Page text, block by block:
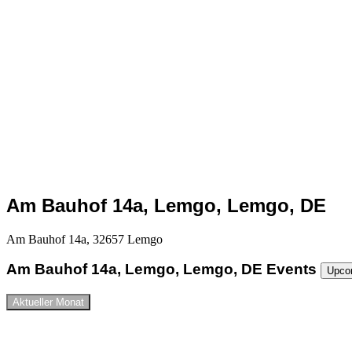
Am Bauhof 14a, Lemgo, Lemgo, DE
Am Bauhof 14a, 32657 Lemgo
Am Bauhof 14a, Lemgo, Lemgo, DE Events
Aktueller Monat